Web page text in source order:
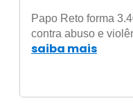
violência
Paraíba e
Papo Reto forma
contra abuso e
saiba mais